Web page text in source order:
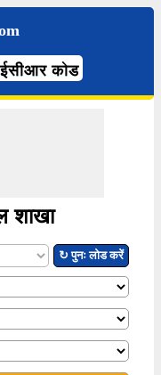
कोड
शाखा
↻ पुनः लोड करें